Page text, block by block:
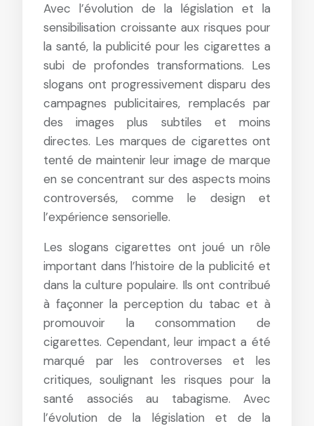
Avec l’évolution de la législation et la
sensibilisation croissante aux risques pour
la santé, la publicité pour les cigarettes a
subi de profondes transformations. Les
slogans ont progressivement disparu des
campagnes publicitaires, remplacés par
des images plus subtiles et moins
directes. Les marques de cigarettes ont
tenté de maintenir leur image de marque
en se concentrant sur des aspects moins
controversés, comme le design et
l’expérience sensorielle.
Les slogans cigarettes ont joué un rôle
important dans l’histoire de la publicité et
dans la culture populaire. Ils ont contribué
à façonner la perception du tabac et à
promouvoir la consommation de
cigarettes. Cependant, leur impact a été
marqué par les controverses et les
critiques, soulignant les risques pour la
santé associés au tabagisme. Avec
l’évolution de la législation et de la